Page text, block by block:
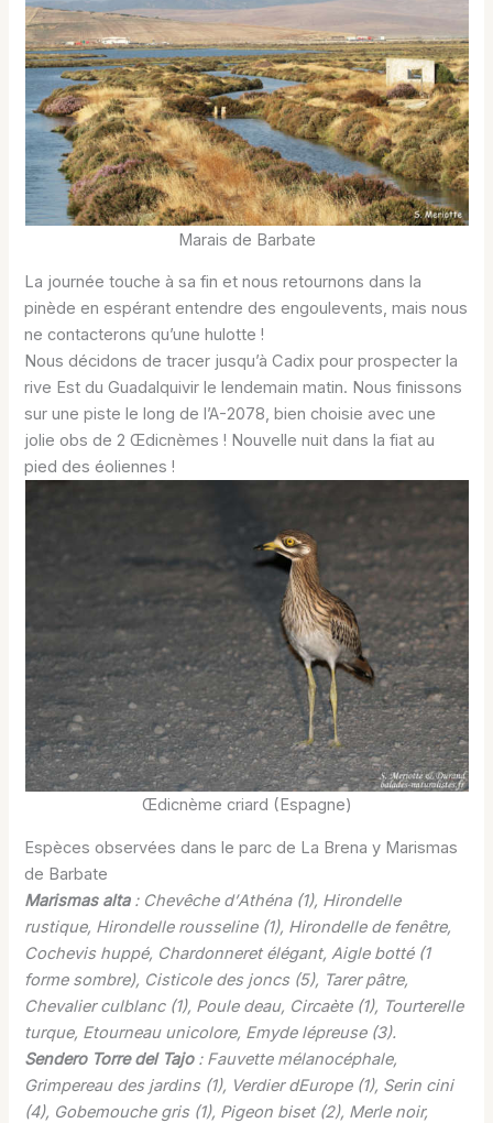
Marais de Barbate
La journée touche à sa fin et nous retournons dans la
pinède en espérant entendre des engoulevents, mais nous
ne contacterons qu’une hulotte !
Nous décidons de tracer jusqu’à Cadix pour prospecter la
rive Est du Guadalquivir le lendemain matin. Nous finissons
sur une piste le long de l’A-2078, bien choisie avec une
jolie obs de 2 Œdicnèmes ! Nouvelle nuit dans la fiat au
pied des éoliennes !
Œdicnème criard (Espagne)
Espèces observées dans le parc de La Brena y Marismas
de Barbate
Marismas alta: Chevêche d’Athéna (1), Hirondelle
rustique, Hirondelle rousseline (1), Hirondelle de fenêtre,
Cochevis huppé, Chardonneret élégant, Aigle botté (1
forme sombre), Cisticole des joncs (5), Tarer pâtre,
Chevalier culblanc (1), Poule deau, Circaète (1), Tourterelle
turque, Etourneau unicolore, Emyde lépreuse (3).
Sendero Torre del Tajo : Fauvette mélanocéphale,
Grimpereau des jardins (1), Verdier dEurope (1), Serin cini
(4), Gobemouche gris (1), Pigeon biset (2), Merle noir,